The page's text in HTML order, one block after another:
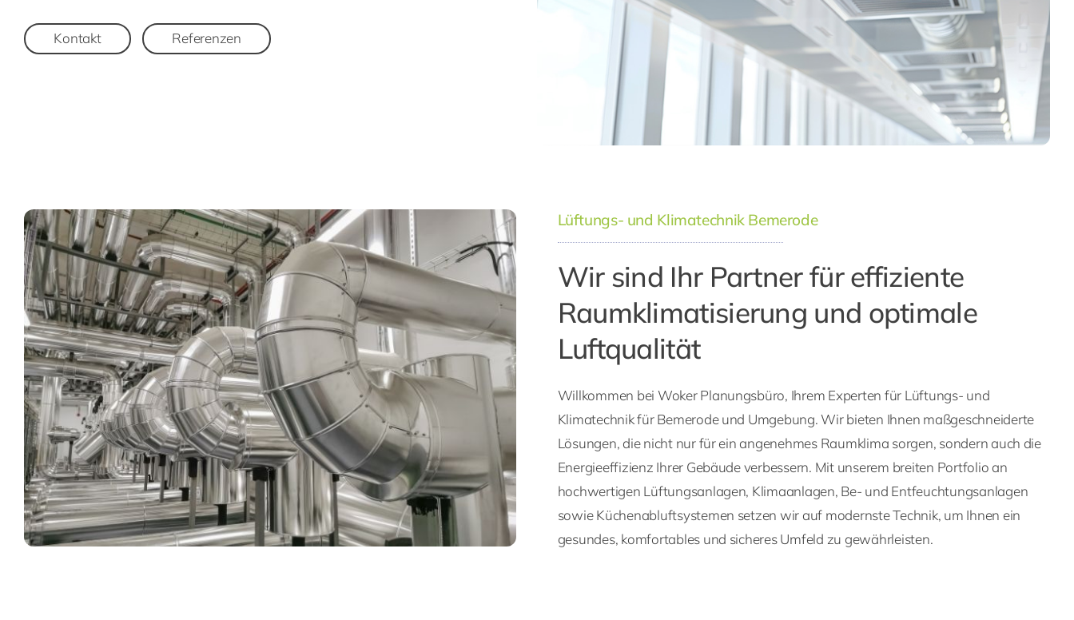
Kontakt Referenzen
Lüftungs- und Klimatechnik Bemerode
Wir sind Ihr Partner für effiziente
Raumklimatisierung und optimale
Luftqualität
Willkommen bei Woker Planungsbüro, Ihrem Experten für Lüftungs- und
Klimatechnik für Bemerode und Umgebung. Wir bieten Ihnen maßgeschneiderte
Lösungen, die nicht nur für ein angenehmes Raumklima sorgen, sondern auch die
Energieeffizienz Ihrer Gebäude verbessern. Mit unserem breiten Portfolio an
hochwertigen Lüftungsanlagen, Klimaanlagen, Be- und Entfeuchtungsanlagen
sowie Küchenabluftsystemen setzen wir auf modernste Technik, um Ihnen ein
gesundes, komfortables und sicheres Umfeld zu gewährleisten.